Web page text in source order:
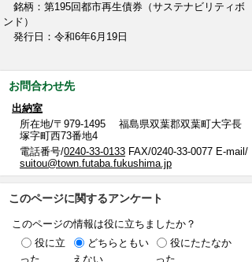
銘柄：第195回都市再生債券（サステナビリティボ
ンド）
発行日：令和6年6月19日
お問合わせ先
出納室
所在地/〒979-1495 福島県双葉郡双葉町大字長
塚字町西73番地4
電話番号/0240-33-0133 FAX/0240-33-0077 E-mail/
suitou@town.futaba.fukushima.jp
このページに関するアンケート
このページの情報は役に立ちましたか？
役に立
った
どちらともい
えない
役にたたなか
った